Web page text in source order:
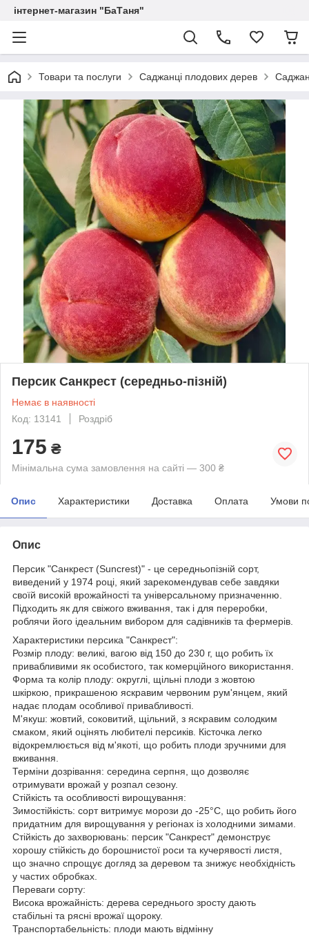
інтернет-магазин "БаТаня"
Товари та послуги Саджанці плодових дерев
Персик Санкрест (середньо-пізній)
Немає в наявності
Код: 13141
Роздріб
175 ₴
Мінімальна сума замовлення на сайті — 300 ₴
Опис Характеристики Доставка Оплата Умови
Опис
Персик "Санкрест (Suncrest)" - це середньопізній сорт,
виведений у 1974 році, який зарекомендував себе завдяки
своїй високій врожайності та універсальному призначенню.
Підходить як для свіжого вживання, так і для переробки,
роблячи його ідеальним вибором для садівників та фермерів.
Характеристики персика "Санкрест":
Розмір плоду: великі, вагою від 150 до 230 г, що робить їх
привабливими як особистого, так комерційного використання.
Форма та колір плоду: округлі, щільні плоди з жовтою
шкіркою, прикрашеною яскравим червоним рум'янцем, який
надає плодам особливої ​​привабливості.
М'якуш: жовтий, соковитий, щільний, з яскравим солодким
смаком, який оцінять любителі персиків. Кісточка легко
відокремлюється від м'якоті, що робить плоди зручними для
вживання.
Терміни дозрівання: середина серпня, що дозволяє
отримувати врожай у розпал сезону.
Стійкість та особливості вирощування:
Зимостійкість: сорт витримує морози до -25°C, що робить його
придатним для вирощування у регіонах із холодними зимами.
Стійкість до захворювань: персик "Санкрест" демонструє
хорошу стійкість до борошнистої роси та кучерявості листя,
що значно спрощує догляд за деревом та знижує необхідність
у частих обробках.
Переваги сорту:
Висока врожайність: дерева середнього зросту дають
стабільні та рясні врожаї щороку.
Транспортабельність: плоди мають відмінну